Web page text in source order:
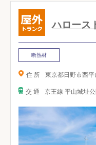
ハロース
断熱材
住 所 東京都日野市西
交 通 京王線 平山城址